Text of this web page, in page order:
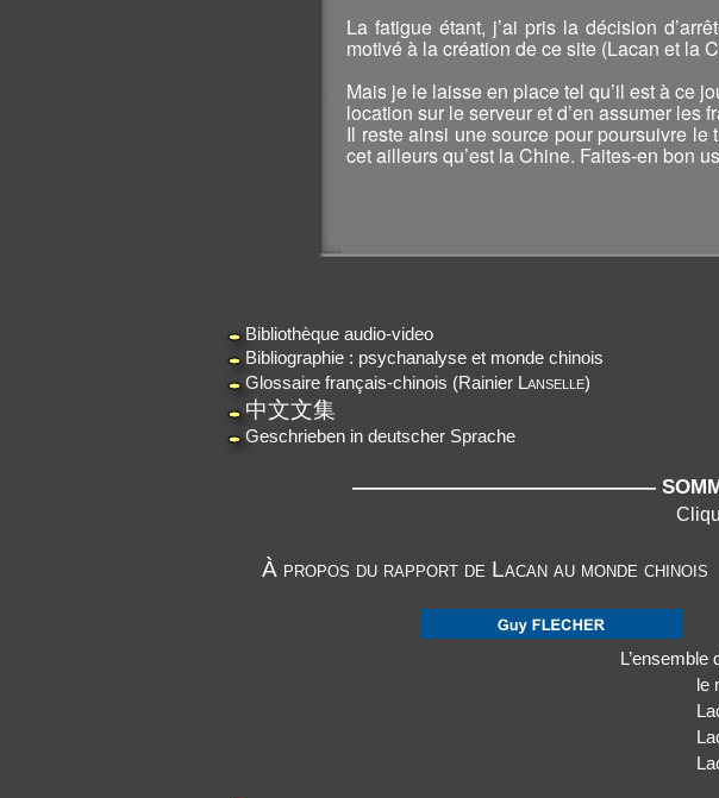
———————————————
À propos du rapport de Lacan au monde chinois
le
La fatigue étant, j’ai pris la décision
motivé à la création de ce site (Lacan et la
Mais je le laisse en place tel qu’il est à ce
location sur le serveur et d’en assumer les
Il reste ainsi une source pour poursuivre le
cet ailleurs qu’est la Chine. Faites-en bon
Guy
Bibliothèque audio-video
Bibliographie : psychanalyse et monde chinois
Glossaire français-chinois (Rainier Lanselle)
中文文集
Geschrieben in deutscher Sprache